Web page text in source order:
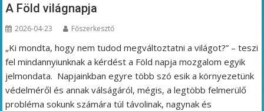
A Föld világnapja
2026-04-23 Főszerkesztő
„Ki mondta, hogy nem tudod megváltoztatni a világot?” – teszi
fel mindannyiunknak a kérdést a Föld napja mozgalom egyik
jelmondata. Napjainkban egyre több szó esik a környezetünk
védelméről és annak válságáról, mégis, a legtöbb felmerülő
probléma sokunk számára túl távolinak, nagynak és